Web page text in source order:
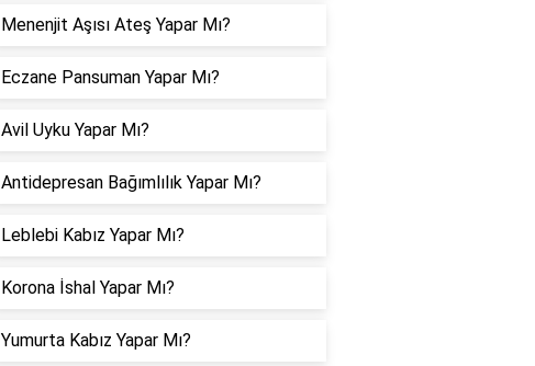
Menenjit Aşısı Ateş Yapar Mı?
Eczane Pansuman Yapar Mı?
Avil Uyku Yapar Mı?
Antidepresan Bağımlılık Yapar Mı?
Leblebi Kabız Yapar Mı?
Korona İshal Yapar Mı?
Yumurta Kabız Yapar Mı?